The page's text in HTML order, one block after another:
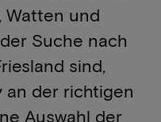
Watten und
Suche nach
sind,
an der richtigen
Auswahl der